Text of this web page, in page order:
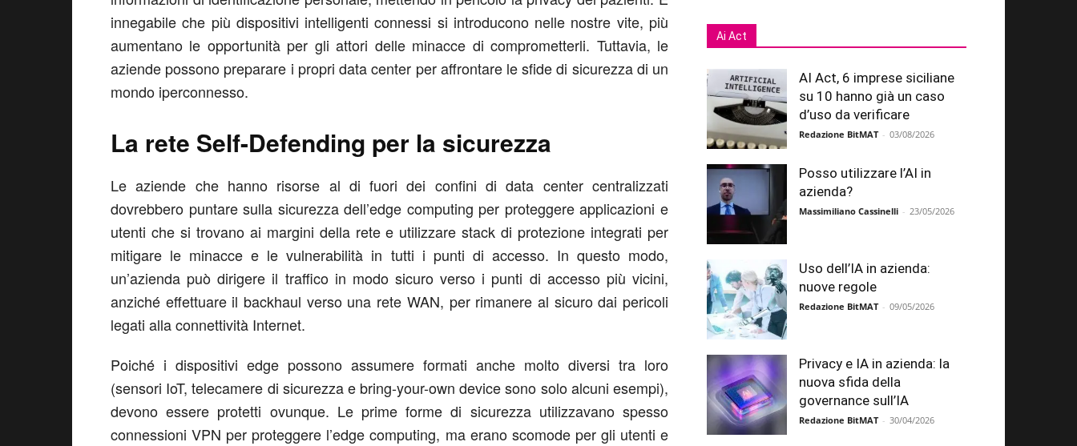
innegabile che più dispositivi intelligenti connessi si introducono nelle nostre vite, più
aumentano le opportunità per gli attori delle minacce di comprometterli. Tuttavia, le
aziende possono preparare i propri data center per affrontare le sfide di sicurezza di un
mondo iperconnesso.
La rete Self-Defending per la sicurezza
Le aziende che hanno risorse al di fuori dei confini di data center centralizzati
dovrebbero puntare sulla sicurezza dell’edge computing per proteggere applicazioni e
utenti che si trovano ai margini della rete e utilizzare stack di protezione integrati per
mitigare le minacce e le vulnerabilità in tutti i punti di accesso. In questo modo,
un’azienda può dirigere il traffico in modo sicuro verso i punti di accesso più vicini,
anziché effettuare il backhaul verso una rete WAN, per rimanere al sicuro dai pericoli
legati alla connettività Internet.
Poiché i dispositivi edge possono assumere formati anche molto diversi tra loro
(sensori IoT, telecamere di sicurezza e bring-your-own device sono solo alcuni esempi),
devono essere protetti ovunque. Le prime forme di sicurezza utilizzavano spesso
connessioni VPN per proteggere l’edge computing, ma erano scomode per gli utenti e
Ai Act
AI Act, 6 imprese siciliane
su 10 hanno già un caso
d’uso da verificare
Redazione BitMAT - 03/08/2026
Posso utilizzare l’AI in
azienda?
Massimiliano Cassinelli - 23/05/2026
Uso dell’IA in azienda:
nuove regole
Redazione BitMAT - 09/05/2026
Privacy e IA in azienda: la
nuova sfida della
governance sull’IA
Redazione BitMAT - 30/04/2026